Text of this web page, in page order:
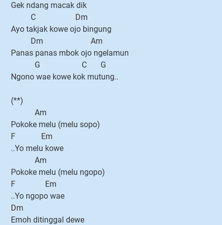
Gek ndang macak dik
C Dm
Ayo takjak kowe ojo bingung
Dm Am
Panas panas mbok ojo ngelamun
G C G
Ngono wae kowe kok mutung..
(**)
Am
Pokoke melu (melu sopo)
F Em
..Yo melu kowe
Am
Pokoke melu (melu ngopo)
F Em
..Yo ngopo wae
Dm
Emoh ditinggal dewe